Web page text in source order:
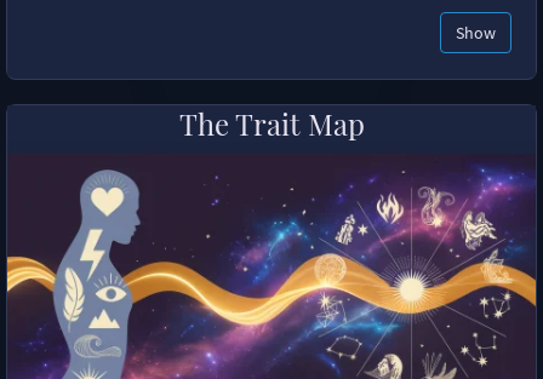
Show
The Trait Map